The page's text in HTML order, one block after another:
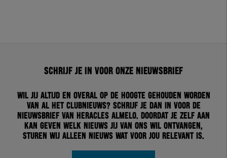
Schrijf je in voor onze nieuwsbrief
Wil jij altijd en overal op de hoogte gehouden worden
van al het clubnieuws? Schrijf je dan in voor de
nieuwsbrief van Heracles Almelo. Doordat je zelf aan
kan geven welk nieuws jij van ons wil ontvangen,
sturen wij alleen nieuws wat voor jou relevant is.